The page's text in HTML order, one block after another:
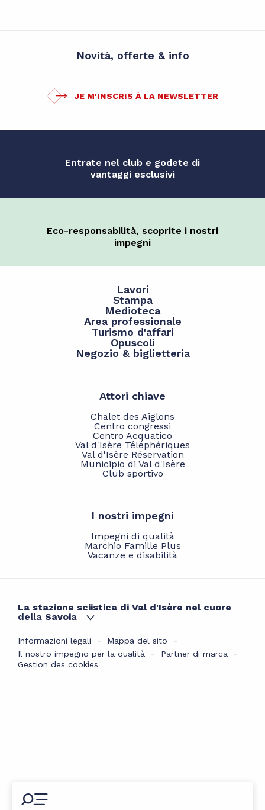
Novità, offerte & info
JE M'INSCRIS À LA NEWSLETTER
Entrate nel club e godete di
vantaggi esclusivi
Eco-responsabilità, scoprite i nostri
impegni
Lavori
Stampa
Medioteca
Area professionale
Turismo d'affari
Opuscoli
Negozio & biglietteria
Attori chiave
Chalet des Aiglons
Centro congressi
Centro Acquatico
Val d'Isère Téléphériques
Val d'Isère Réservation
Municipio di Val d'Isère
Club sportivo
I nostri impegni
Impegni di qualità
Marchio Famille Plus
Vacanze e disabilità
La stazione sciistica di Val d'Isère nel cuore
della Savoia
Informazioni legali
Mappa del sito
Il nostro impegno per la qualità
Partner di marca
Gestion des cookies